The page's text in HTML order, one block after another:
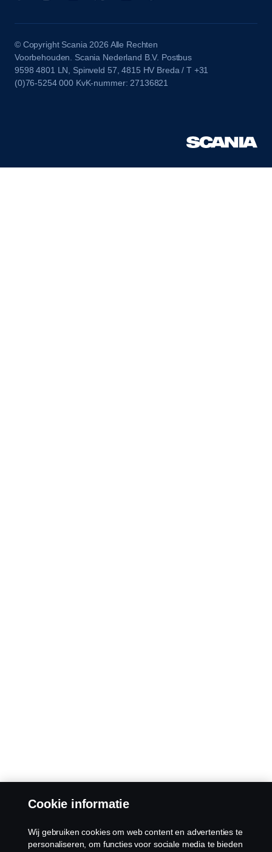
© Copyright Scania 2026 Alle Rechten
Voorbehouden. Scania Nederland B.V. Postbus
9598 4801 LN, Spinveld 57, 4815 HV Breda / T +31
(0)76-5254 000 KvK-nummer: 27136821
Cookie informatie
Wij gebruiken cookies om web content en advertenties te
personaliseren, om functies voor sociale media te bieden